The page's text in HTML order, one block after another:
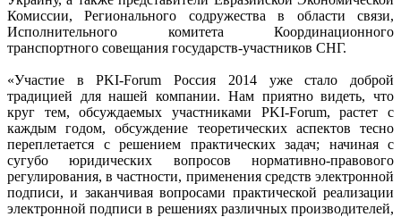
Комиссии, Регионального содружества в области связи,
Исполнительного комитета Координационного
транспортного совещания государств-участников СНГ.
«Участие в PKI-Forum Россия 2014 уже стало доброй
традицией для нашей компании. Нам приятно видеть, что
круг тем, обсуждаемых участниками PKI-Forum, растет с
каждым годом, обсуждение теоретических аспектов тесно
переплетается с решением практических задач; начиная с
сугубо юридических вопросов нормативно-правового
регулирования, в частности, применения средств электронной
подписи, и заканчивая вопросами практической реализации
электронной подписи в решениях различных производителей,